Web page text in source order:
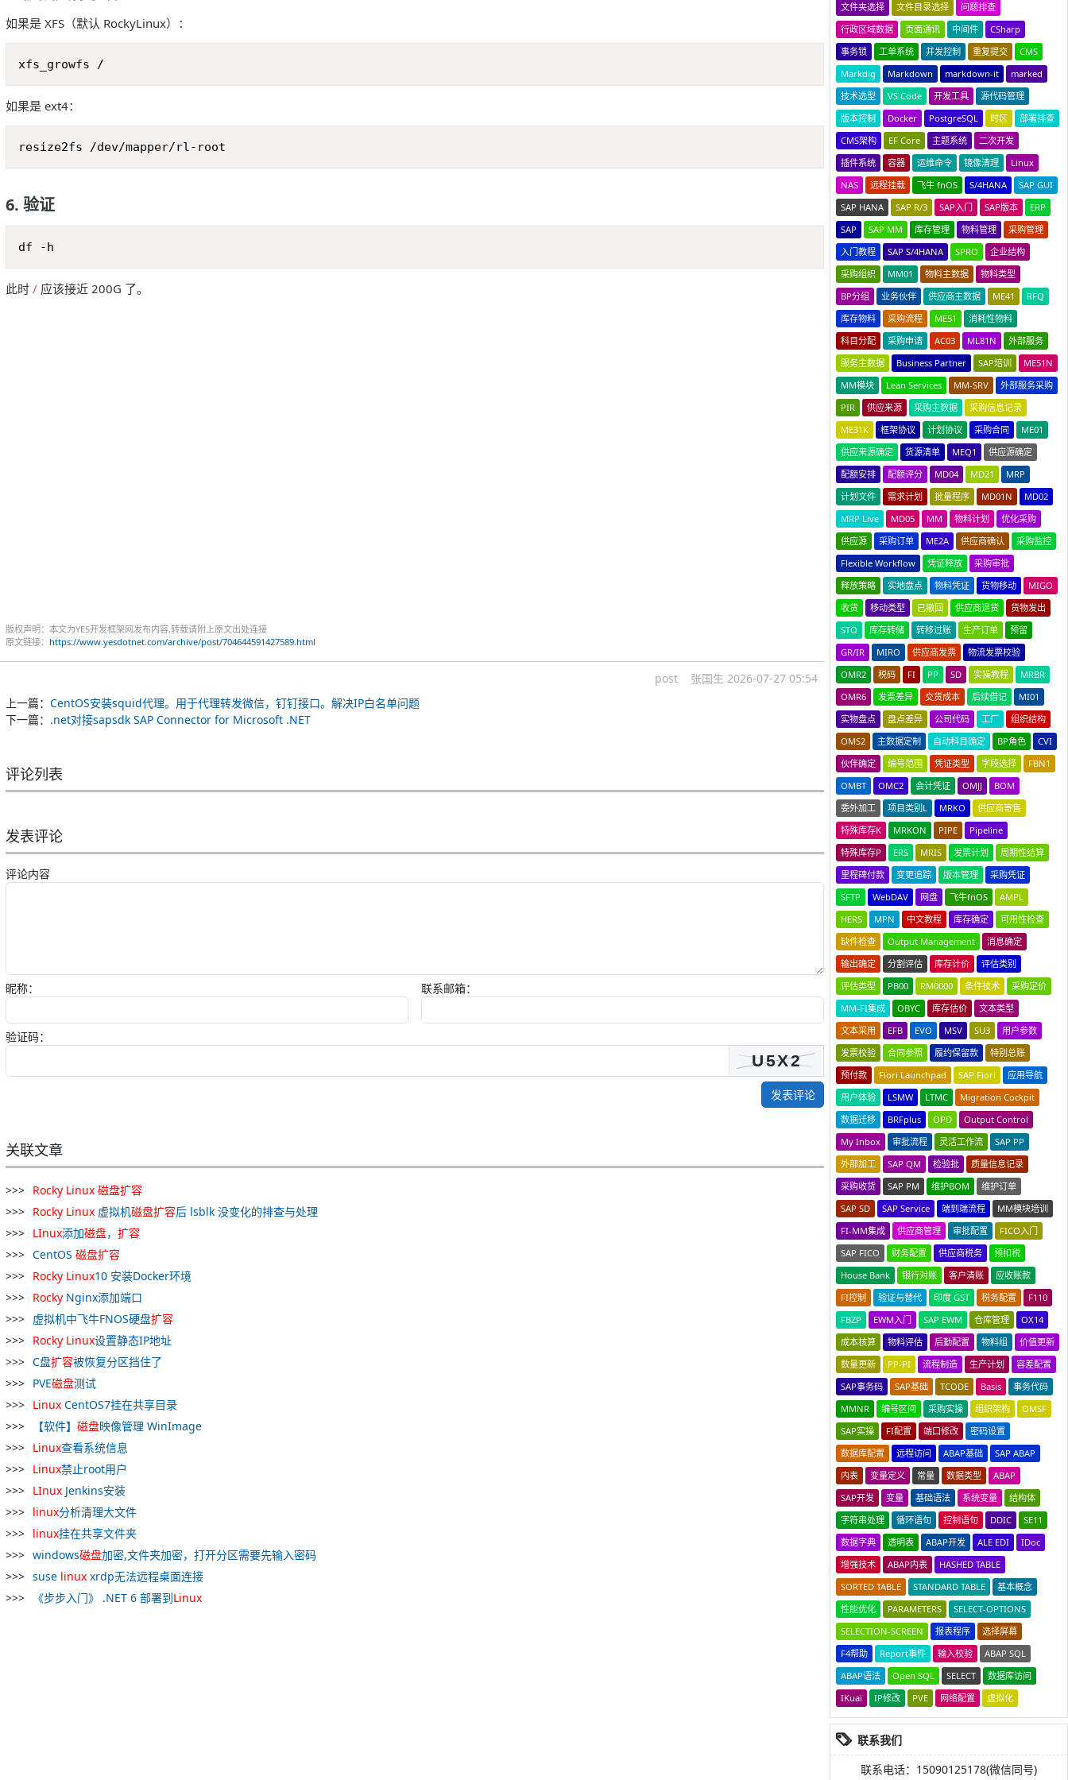
如果是 XFS（默认 RockyLinux）：
xfs_growfs /
如果是 ext4：
resize2fs /dev/mapper/rl-root
6. 验证
df -h
此时 / 应该接近 200G 了。
版权声明：本文为YES开发框架网发布内容,转载请附上原文出处连接
原文链接： https://www.yesdotnet.com/archive/post/704644591427589.html
post 张国生 2026-07-27 05:54
上一篇： CentOS安装squid代理。用于代理转发微信，钉钉接口。解决IP白名单问题
下一篇： .net对接sapsdk SAP Connector for Microsoft .NET
评论列表
发表评论
评论内容
昵称： 联系邮箱：
验证码：
发表评论
关联文章
Rocky Linux 磁盘扩容
Rocky Linux 虚拟机磁盘扩容后 lsblk 没变化的排查与处理
LInux添加磁盘， 扩容
CentOS 磁盘扩容
Rocky Linux10 安装Docker环境
Rocky Nginx添加端口
虚拟机中飞牛FNOS硬盘扩容
Rocky Linux设置静态IP地址
C盘扩容被恢复分区挡住了
PVE磁盘测试
Linux CentOS7挂在共享目录
【软件】 磁盘映像管理 WinImage
Linux查看系统信息
Linux禁止root用户
LInux Jenkins安装
linux分析清理大文件
linux挂在共享文件夹
windows磁盘加密,文件夹加密，打开分区需要先输入密码
suse linux xrdp无法远程桌面连接
《步步入门》 .NET 6 部署到Linux
文件夹选择
文件目录选择
问题排查
行政区域数据
页面通讯 中间件
CSharp
事务锁
工单系统 并发控制 重复提交
CMS
Markdig
Markdown markdown-it
marked
技术选型
VS Code 开发工具
源代码管理
版本控制
Docker PostgreSQL 时区
部署排查
CMS架构
EF Core 主题系统
二次开发
插件系统
容器 运维命令 镜像清理
Linux
NAS
远程挂载 飞牛 fnOS S/4HANA
SAP GUI
SAP HANA
SAP R/3 SAP入门 SAP版本
ERP
SAP
SAP MM 库存管理 物料管理
采购管理
入门教程
SAP S/4HANA SPRO
企业结构
采购组织
MM01 物料主数据
物料类型
BP分组
业务伙伴 供应商主数据 ME41
RFQ
库存物料
采购流程 ME51
消耗性物料
科目分配
采购申请 AC03 ML81N
外部服务
服务主数据
Business Partner SAP培训
ME51N
MM模块
Lean Services MM-SRV
外部服务采购
PIR
供应来源 采购主数据
采购信息记录
ME31K
框架协议 计划协议 采购合同
ME01
供应来源确定
货源清单 MEQ1
供应源确定
配额安排
配额评分 MD04 MD21
MRP
计划文件
需求计划 批量程序 MD01N
MD02
MRP Live
MD05 MM 物料计划
优化采购
供应源
采购订单 ME2A 供应商确认
采购监控
Flexible Workflow
凭证释放
采购审批
释放策略
实地盘点 物料凭证 货物移动
MIGO
收货
移动类型 已撤回 供应商退货
货物发出
STO
库存转储 转移过账 生产订单
预留
GR/IR
MIRO 供应商发票
物流发票校验
OMR2
税码 FI PP SD 实操教程
MRBR
OMR6
发票差异 交货成本 后续借记
MI01
实物盘点
盘点差异 公司代码 工厂
组织结构
OMS2
主数据定制 自动科目确定 BP角色
CVI
伙伴确定
编号范围 凭证类型 字段选择
FBN1
OMBT
OMC2 会计凭证 OMJJ
BOM
委外加工
项目类别L MRKO
供应商寄售
特殊库存K
MRKON PIPE
Pipeline
特殊库存P
ERS MRIS 发票计划
周期性结算
里程碑付款
变更追踪 版本管理
采购凭证
SFTP
WebDAV 网盘 飞牛fnOS
AMPL
HERS
MPN 中文教程 库存确定
可用性检查
缺件检查
Output Management
消息确定
输出确定
分割评估 库存计价
评估类别
评估类型
PB00 RM0000 条件技术
采购定价
MM-FI集成
OBYC 库存估价
文本类型
文本采用
EFB EVO MSV SU3
用户参数
发票校验
合同参照 履约保留款
特别总账
预付款
Fiori Launchpad SAP Fiori
应用导航
用户体验
LSMW LTMC
Migration Cockpit
数据迁移
BRFplus OPD
Output Control
My Inbox
审批流程 灵活工作流
SAP PP
外部加工
SAP QM 检验批
质量信息记录
采购收货
SAP PM 维护BOM
维护订单
SAP SD
SAP Service 端到端流程
MM模块培训
FI-MM集成
供应商管理 审批配置
FICO入门
SAP FICO
财务配置 供应商税务
预扣税
House Bank
银行对账 客户清账
应收账款
FI控制
验证与替代 印度 GST 税务配置
F110
FBZP
EWM入门 SAP EWM 仓库管理
OX14
成本核算
物料评估 后勤配置 物料组
价值更新
数量更新
PP-PI 流程制造 生产计划
容差配置
SAP事务码
SAP基础 TCODE Basis
事务代码
MMNR
编号区间 采购实操 组织架构
OMSF
SAP实操
FI配置 端口修改
密码设置
数据库配置
远程访问 ABAP基础
SAP ABAP
内表
变量定义 常量 数据类型
ABAP
SAP开发
变量 基础语法 系统变量
结构体
字符串处理
循环语句 控制语句 DDIC
SE11
数据字典
透明表 ABAP开发 ALE EDI
IDoc
增强技术
ABAP内表
HASHED TABLE
SORTED TABLE
STANDARD TABLE
基本概念
性能优化
PARAMETERS
SELECT-OPTIONS
SELECTION-SCREEN
报表程序
选择屏幕
F4帮助
Report事件 输入校验
ABAP SQL
ABAP语法
Open SQL SELECT
数据库访问
IKuai
IP修改 PVE 网络配置 虚拟化
联系我们
联系电话：15090125178(微信同号)